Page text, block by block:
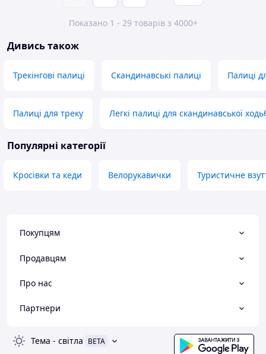
Показано 1 - 29 товарів з 4000+
Дивись також
Трекінгові палиці Скандинавські палиці Палиці
Палиці для треку Легкі палиці для скандинавської
Популярні категорії
Кросівки та кеди Велорукавички Туристичне
Покупцям
Продавцям
Про нас
Партнери
Тема - світла BETA